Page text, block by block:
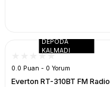
DEPODA
KALMADI
0.0 Puan - 0 Yorum
Everton RT-310BT FM Radio